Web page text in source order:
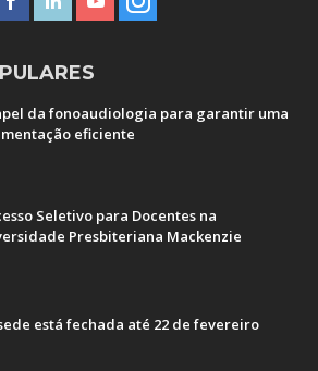
da fonoaudiologia para garantir uma
eficiente
Seletivo para Docentes na
Presbiteriana Mackenzie
está fechada até 22 de fevereiro